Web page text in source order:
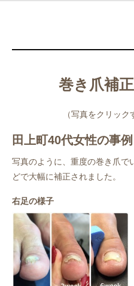
巻き爪補
（写真をクリック
田上町40代女性の事例
写真のように、重度の巻き爪で
どで大幅に補正されました。
右足の様子